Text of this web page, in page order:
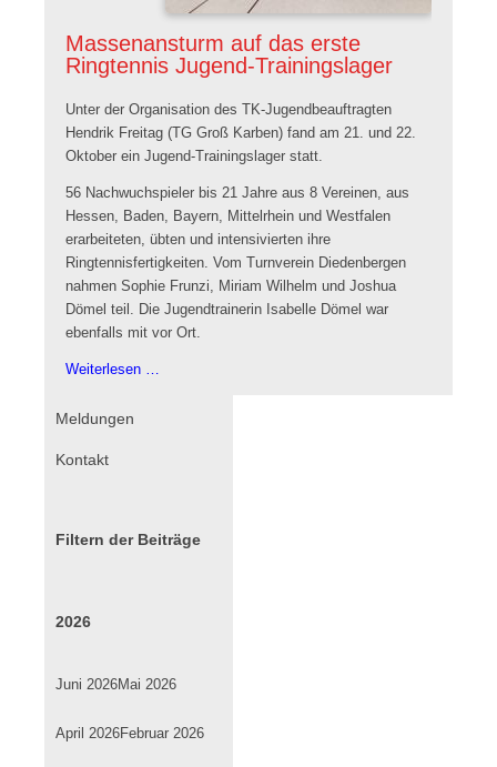
Massenansturm auf das erste
Ringtennis Jugend-Trainingslager
Unter der Organisation des TK-Jugendbeauftragten
Hendrik Freitag (TG Groß Karben) fand am 21. und 22.
Oktober ein Jugend-Trainingslager statt.
56 Nachwuchspieler bis 21 Jahre aus 8 Vereinen, aus
Hessen, Baden, Bayern, Mittelrhein und Westfalen
erarbeiteten, übten und intensivierten ihre
Ringtennisfertigkeiten. Vom Turnverein Diedenbergen
nahmen Sophie Frunzi, Miriam Wilhelm und Joshua
Dömel teil. Die Jugendtrainerin Isabelle Dömel war
ebenfalls mit vor Ort.
Weiterlesen …
Navigation
Meldungen
Kontakt
Filtern der Beiträge
2026
Juni 2026Mai 2026
April 2026Februar 2026